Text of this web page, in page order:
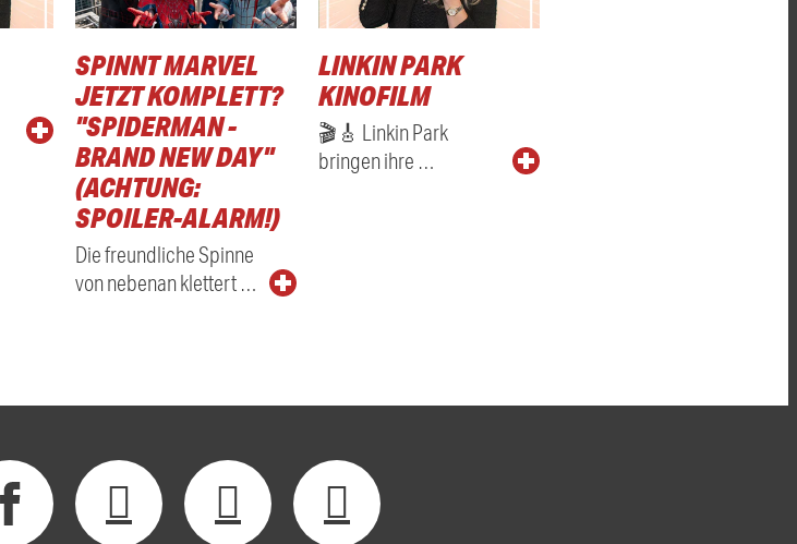
SPINNT MARVEL
JETZT KOMPLETT?
"SPIDERMAN -
BRAND NEW DAY"
(ACHTUNG:
SPOILER-ALARM!)
Die freundliche Spinne
von nebenan klettert …
LINKIN PARK
KINOFILM
🎬🎸 Linkin Park
bringen ihre …